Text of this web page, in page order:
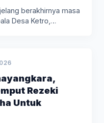
berakhirnya masa
Desa Ketro,
Rezeki
Untuk